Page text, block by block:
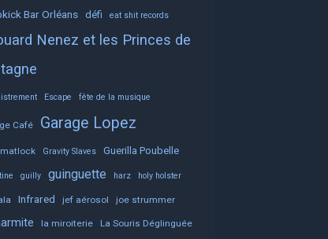
Bar Orléans défi eat shit records
Nenez et les Princes de
Escape fête de la musique
Café Garage Lopez
Gravity Slaves Guerilla Poubelle
guilly guinguette harz holy holster
Infrared jef aérosol joe strummer
la miroiterie La Souris Déglinguée